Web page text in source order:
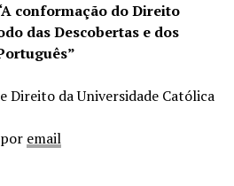
conformação do Direito
das Descobertas e dos
da Universidade Católica
email